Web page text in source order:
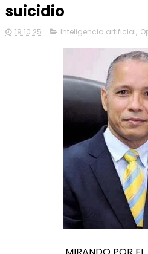
suicidio
19.10.25 Inteligencia artificial,